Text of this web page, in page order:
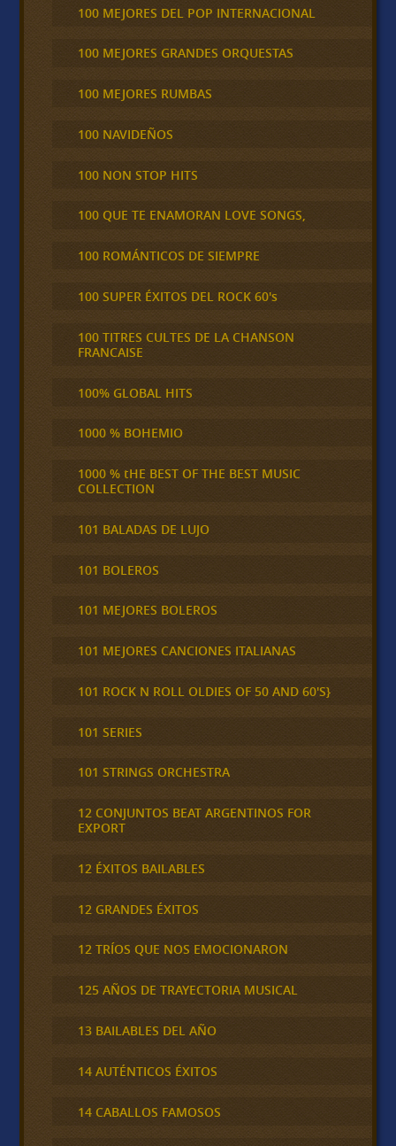
100 MEJORES DEL POP INTERNACIONAL
100 MEJORES GRANDES ORQUESTAS
100 MEJORES RUMBAS
100 NAVIDEÑOS
100 NON STOP HITS
100 QUE TE ENAMORAN LOVE SONGS,
100 ROMÁNTICOS DE SIEMPRE
100 SUPER ÉXITOS DEL ROCK 60's
100 TITRES CULTES DE LA CHANSON
FRANCAISE
100% GLOBAL HITS
1000 % BOHEMIO
1000 % tHE BEST OF THE BEST MUSIC
COLLECTION
101 BALADAS DE LUJO
101 BOLEROS
101 MEJORES BOLEROS
101 MEJORES CANCIONES ITALIANAS
101 ROCK N ROLL OLDIES OF 50 AND 60'S}
101 SERIES
101 STRINGS ORCHESTRA
12 CONJUNTOS BEAT ARGENTINOS FOR
EXPORT
12 ÉXITOS BAILABLES
12 GRANDES ÉXITOS
12 TRÍOS QUE NOS EMOCIONARON
125 AÑOS DE TRAYECTORIA MUSICAL
13 BAILABLES DEL AÑO
14 AUTÉNTICOS ÉXITOS
14 CABALLOS FAMOSOS